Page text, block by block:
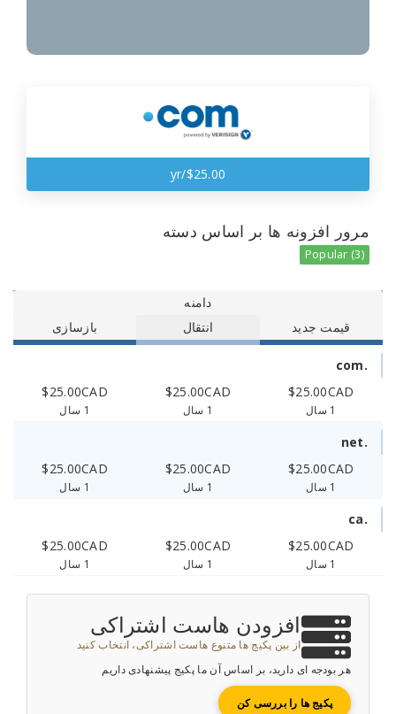
ها بر اساس دسته
انتقال
بازسازی
$25.00CAD
1 سال
$25.00CAD
1 سال
$25.00CAD
1 سال
$25.00CAD
1 سال
$25.00CAD
1 سال
$25.00CAD
1 سال
هاست اشتراکی
پکیج ها متنوع هاست اشتراکی، انتخاب کنید
بر اساس آن ما پکیج پیشنهادی داریم
بررسی کن